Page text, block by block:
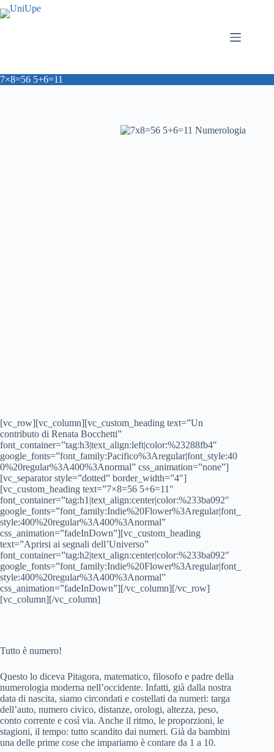
Salta
al
7×8=56 5+6=11
[vc_row][vc_column][vc_custom_heading text=”Un
contributo di Renata Bocchetti”
font_container=”tag:h3|text_align:left|color:%23288fb4″
google_fonts=”font_family:Pacifico%3Aregular|font_style:40
0%20regular%3A400%3Anormal” css_animation=”none”]
[vc_separator style=”dotted” border_width=”4″]
[vc_custom_heading text=”7×8=56 5+6=11″
font_container=”tag:h1|text_align:center|color:%233ba092″
google_fonts=”font_family:Indie%20Flower%3Aregular|font_
style:400%20regular%3A400%3Anormal”
css_animation=”fadeInDown”][vc_custom_heading
text=”Aprirsi ai segnali dell’Universo”
font_container=”tag:h2|text_align:center|color:%233ba092″
google_fonts=”font_family:Indie%20Flower%3Aregular|font_
style:400%20regular%3A400%3Anormal”
css_animation=”fadeInDown”][/vc_column][/vc_row]
[vc_column][/vc_column]
Tutto è numero!
Questo lo diceva Pitagora, matematico, filosofo e padre della
numerologia moderna nell’occidente. Infatti, già dalla nostra
data di nascita, siamo circondati e costellati da numeri: targa
dell’auto, numero civico, distanze, orologi, altezza, peso,
conto corrente e così via. Anche il ritmo, le proporzioni, le
stagioni, il tempo: tutto scandito dai numeri. Già da bambini
una delle prime cose che impariamo è contare da 1 a 10.